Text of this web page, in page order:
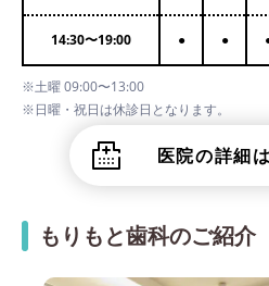
14:30〜19:00 ● ●
※土曜 09:00〜13:00
※日曜・祝日は休診日となります。
医院の詳細
もりもと歯科のご紹介